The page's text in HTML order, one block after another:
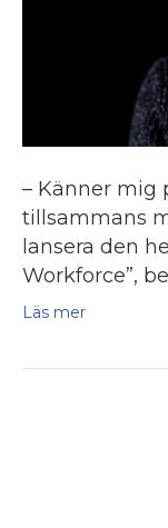
– Känner mig
tillsammans
lansera den
Workforce”,
Läs mer